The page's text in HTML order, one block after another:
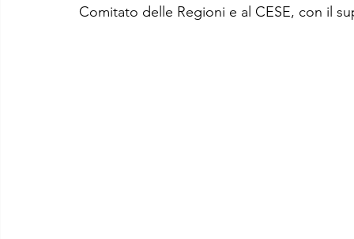
Comitato delle Regioni e al CESE, con il